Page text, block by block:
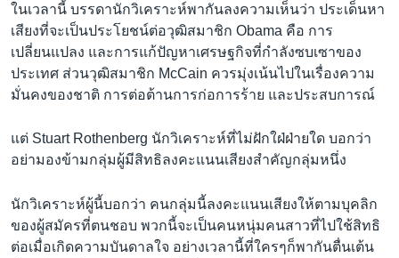
ในเวลานี้ บรรดานักวิเคราะห์พากันลงความเห็นว่า ประเด็นหา
เสียงที่จะเป็นประโยชน์ต่อวุฒิสมาชิก Obama คือ การ
เปลี่ยนแปลง และการแก้ปัญหาเศรษฐกิจที่กำลังซบเซาของ
ประเทศ ส่วนวุฒิสมาชิก McCain ควรมุ่งเน้นไปในเรื่องความ
มั่นคงของชาติ การต่อต้านการก่อการร้าย และประสบการณ์
แต่ Stuart Rothenberg นักวิเคราะห์ที่ไม่ฝักใฝ่ฝ่ายใด บอกว่า
อย่ามองข้ามกลุ่มผู้มีสิทธิลงคะแนนเสียงสำคัญกลุ่มหนึ่ง
นักวิเคราะห์ผู้นี้บอกว่า คนกลุ่มนี้ลงคะแนนเสียงให้ตามบุคลิก
ของผู้สมัครที่ตนชอบ พวกนี้จะเป็นคนหนุ่มคนสาวที่ไปใช้สิทธิ
ต่อเมื่อเกิดความบันดาลใจ อย่างเวลานี้ที่ใครๆก็พากันตื่นเต้น